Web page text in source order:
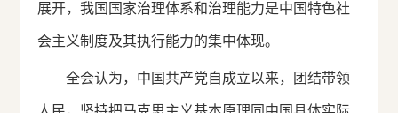
展开，我国国家治理体系和治理能力是中国特色社
会主义制度及其执行能力的集中体现。
全会认为，中国共产党自成立以来，团结带领